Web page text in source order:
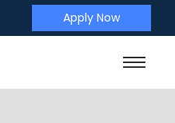
Apply Now